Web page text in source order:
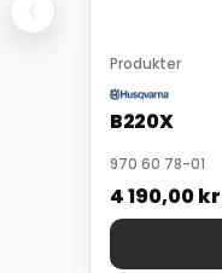
Produkter
B220X
970 60 78-01
4 190,00kr